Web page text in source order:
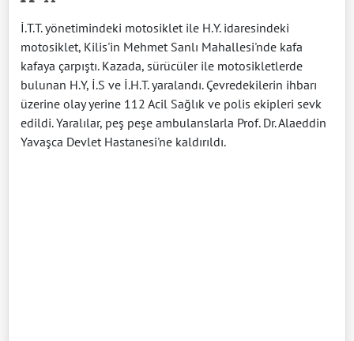
İ.T.T. yönetimindeki motosiklet ile H.Y. idaresindeki
motosiklet, Kilis'in Mehmet Sanlı Mahallesi'nde kafa
kafaya çarpıştı. Kazada, sürücüler ile motosikletlerde
bulunan H.Y, İ.S ve İ.H.T. yaralandı. Çevredekilerin ihbarı
üzerine olay yerine 112 Acil Sağlık ve polis ekipleri sevk
edildi. Yaralılar, peş peşe ambulanslarla Prof. Dr. Alaeddin
Yavaşca Devlet Hastanesi'ne kaldırıldı.